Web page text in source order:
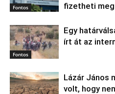
Fontos
fizetheti
Fontos
Egy
írt át az
Lázár János
volt, hogy